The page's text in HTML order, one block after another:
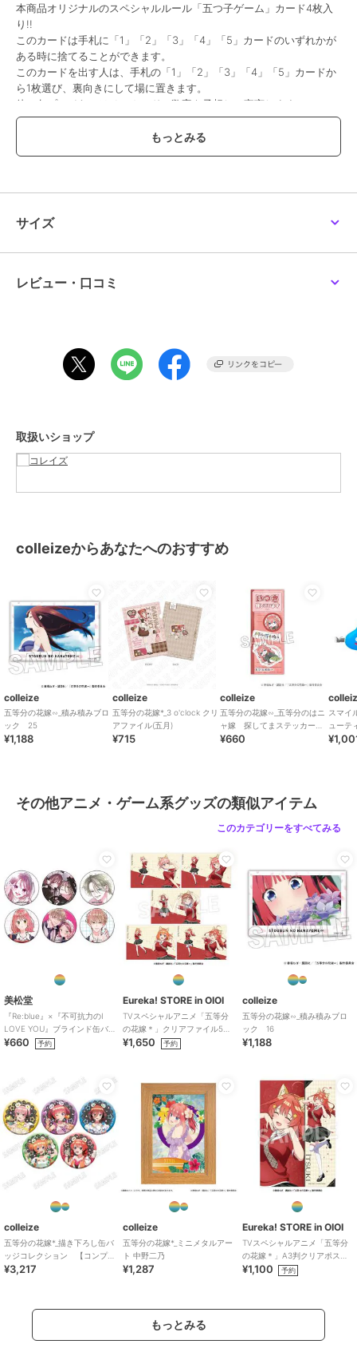
本商品オリジナルのスペシャルルール「五つ子ゲーム」カード4枚入
り!!
このカードは手札に「1」「2」「3」「4」「5」カードのいずれかが
ある時に捨てることができます。
このカードを出す人は、手札の「1」「2」「3」「4」「5」カードか
ら1枚選び、裏向きにして場に置きます。
他の各プレイヤーはそのカードの数字を予想して宣言します。
その後、このカードを出したプレイヤーがカードを表向きにして手札
予想が外れたプレイヤーは引き札からカードを5枚引きます。
お届けする商品についているタグが旧価格の場合がございますが
現在表示されているサイト表示価格が正しい販売価格です。
この商品は、不良品のみ返品を承ります
ショップ コレイズ
商品カテゴリ
すべてのその他アニメ・ゲーム系
カラー
サイズ **
サイズ
レビュー・口コミ
取扱いショップ
colleizeからあなたへのおすすめ
colleize
五等分の花嫁∽_積み積みブロ
ック 25
¥1,188
colleize
五等分の花嫁*_3 o'clock クリ
アファイル(五月)
¥715
colleize
五等分の花嫁∽_五等分のはニ
ャ嫁 探してまステッカー
中野五月
¥660
スマイ
ューテ
リップ
その他アニメ・ゲーム系グッズの類似アイテム
このカテゴリーをすべてみる
美松堂
『Re:blue』×『不可抗力のI
LOVE YOU』ブラインド缶バ
ッジ（全6種）
¥660 予約
Eureka! STORE in OIOI
TVスペシャルアニメ「五等分
の花嫁＊」クリアファイル5種
セット
¥1,650 予約
colleize
五等分の花嫁∽_積み積みブロ
ック 16
¥1,188
colleize
五等分の花嫁*_描き下ろし缶バ
ッジコレクション 【コンプ
リートBOX／5個入り】
¥3,217
colleize
五等分の花嫁*_ミニメタルアー
ト 中野二乃
¥1,287
Eureka! STORE in OIOI
TVスペシャルアニメ「五等分
の花嫁＊」A3判クリアポスタ
ー 五月
¥1,100 予約
もっとみる